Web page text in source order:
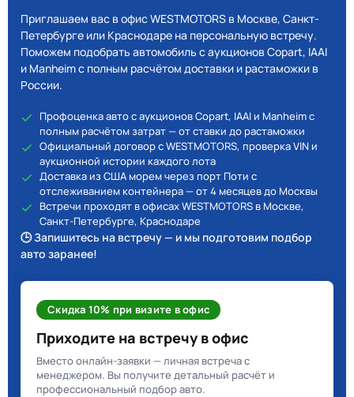
Приглашаем вас в офис WESTMOTORS в Москве, Санкт-
Петербурге или Краснодаре на персональную встречу.
Поможем подобрать автомобиль с аукционов Copart, IAAI
и Manheim с полным расчётом доставки и растаможки в
России.
Профоценка авто с аукционов Copart, IAAI и Manheim с
полным расчётом затрат — от ставки до растаможки
Официальный договор с WESTMOTORS, проверка VIN и
аукционной истории каждого лота
Доставка из США морем через порт Поти с
отслеживанием контейнера — от 4 месяцев до Москвы
Встречи проходят в офисах WESTMOTORS в Москве,
Санкт-Петербурге, Краснодаре
🕒 Запишитесь на встречу — и мы подготовим подбор
авто заранее!
Скидка 10% при визите в офис
Приходите на встречу в офис
Вместо онлайн-заявки — личная встреча с
менеджером. Вы получите детальный расчёт и
профессиональный подбор авто.